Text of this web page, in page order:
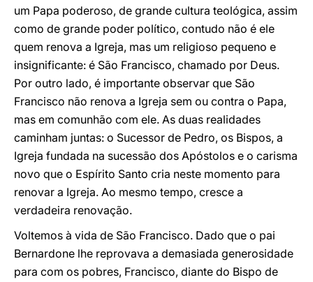
um Papa poderoso, de grande cultura teológica, assim
como de grande poder político, contudo não é ele
quem renova a Igreja, mas um religioso pequeno e
insignificante: é São Francisco, chamado por Deus.
Por outro lado, é importante observar que São
Francisco não renova a Igreja sem ou contra o Papa,
mas em comunhão com ele. As duas realidades
caminham juntas: o Sucessor de Pedro, os Bispos, a
Igreja fundada na sucessão dos Apóstolos e o carisma
novo que o Espírito Santo cria neste momento para
renovar a Igreja. Ao mesmo tempo, cresce a
verdadeira renovação.
Voltemos à vida de São Francisco. Dado que o pai
Bernardone lhe reprovava a demasiada generosidade
para com os pobres, Francisco, diante do Bispo de